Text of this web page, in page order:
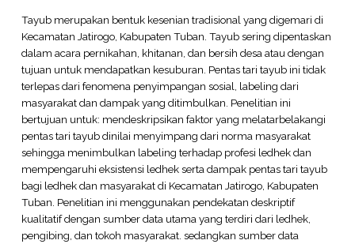
Tayub merupakan bentuk kesenian tradisional yang digemari di
Kecamatan Jatirogo, Kabupaten Tuban. Tayub sering dipentaskan
dalam acara pernikahan, khitanan, dan bersih desa atau dengan
tujuan untuk mendapatkan kesuburan. Pentas tari tayub ini tidak
terlepas dari fenomena penyimpangan sosial, labeling dari
masyarakat dan dampak yang ditimbulkan. Penelitian ini
bertujuan untuk: mendeskripsikan faktor yang melatarbelakangi
pentas tari tayub dinilai menyimpang dari norma masyarakat
sehingga menimbulkan labeling terhadap profesi ledhek dan
mempengaruhi eksistensi ledhek serta dampak pentas tari tayub
bagi ledhek dan masyarakat di Kecamatan Jatirogo, Kabupaten
Tuban. Penelitian ini menggunakan pendekatan deskriptif
kualitatif dengan sumber data utama yang terdiri dari ledhek,
pengibing, dan tokoh masyarakat. sedangkan sumber data